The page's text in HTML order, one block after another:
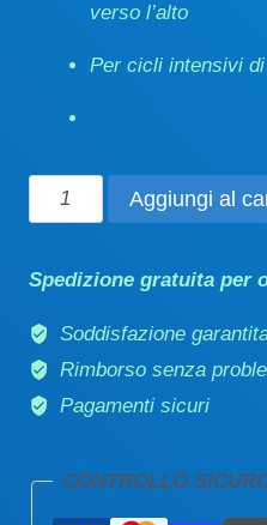
verso l’alto
Per cicli intensivi
Seno
Lift
rassodante
seno
quantità
Aggiungi al
Spedizione gratuita per
Soddisfazione
Rimborso senza
Pagamenti sicuri
CONTROLLO